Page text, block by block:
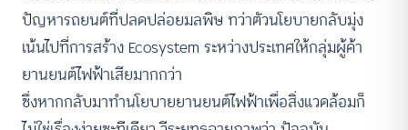
ปัญหารถยนต์ที่ปลดปล่อยมลพิษ ทว่าตัวนโยบายกลับมุ่ง
เน้นไปที่การสร้าง Ecosystem ระหว่างประเทศให้กลุ่มผู้ค้า
ยานยนต์ไฟฟ้าเสียมากกว่า
ซึ่งหากกลับมาทำนโยบายยานยนต์ไฟฟ้าเพื่อสิ่งแวดล้อมก็
ฟอนต์อ่านง่าย
เน้นกรอบ Focus